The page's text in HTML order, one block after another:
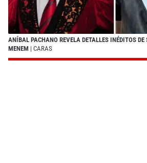
ANÍBAL PACHANO REVELA DETALLES INÉDITOS DE
MENEM | CARAS